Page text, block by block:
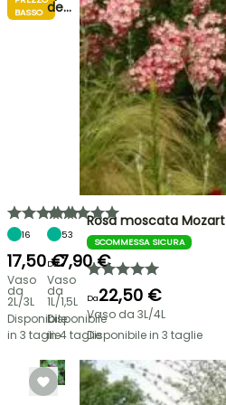
BASSO
16
17,50 €
Vaso
da
2L/3L
Disponibile
in 3 taglie
de…
53
Da7,90 €
Vaso
da
1L/1,5L
Disponibile
in 4 taglie
Rosa moscata Mozart
SCOMMESSA SICURA
Da22,50 €
Vaso da 3L/4L
Disponibile in 3 taglie